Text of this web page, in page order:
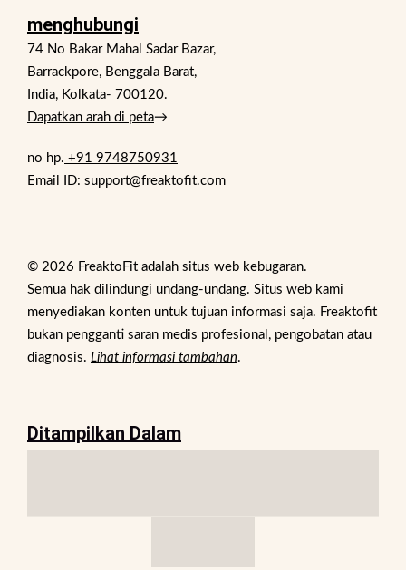
menghubungi
74 No Bakar Mahal Sadar Bazar,
Barrackpore, Benggala Barat,
India, Kolkata- 700120.
Dapatkan arah di peta→
no hp. +91 9748750931
Email ID: support@freaktofit.com
© 2026 FreaktoFit adalah situs web kebugaran.
Semua hak dilindungi undang-undang. Situs web kami
menyediakan konten untuk tujuan informasi saja. Freaktofit
bukan pengganti saran medis profesional, pengobatan atau
diagnosis. Lihat informasi tambahan.
Ditampilkan Dalam